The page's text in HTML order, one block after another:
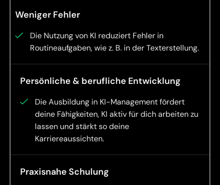
Weniger Fehler
Die Nutzung von KI reduziert Fehler in
Routineaufgaben, wie z. B. in der Texterstellung.
Persönliche & berufliche Entwicklung
Die Ausbildung in KI-Management fördert
deine Fähigkeiten, KI aktiv für dich arbeiten zu
lassen und stärkt so deine
Karriereaussichten.
Praxisnahe Schulung